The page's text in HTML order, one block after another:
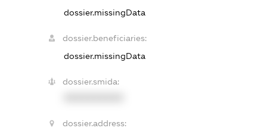
dossier.missingData
dossier.beneficiaries:
dossier.missingData
dossier.smida:
dossier.address: